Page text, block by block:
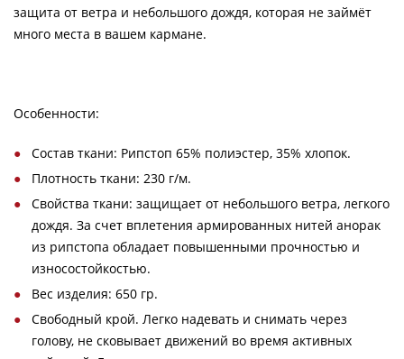
защита от ветра и небольшого дождя, которая не займёт
много места в вашем кармане.
Особенности:
Состав ткани: Рипстоп 65% полиэстер, 35% хлопок.
Плотность ткани: 230 г/м.
Свойства ткани: защищает от небольшого ветра, легкого
дождя. За счет вплетения армированных нитей анорак
из рипстопа обладает повышенными прочностью и
износостойкостью.
Вес изделия: 650 гр.
Свободный крой. Легко надевать и снимать через
голову, не сковывает движений во время активных